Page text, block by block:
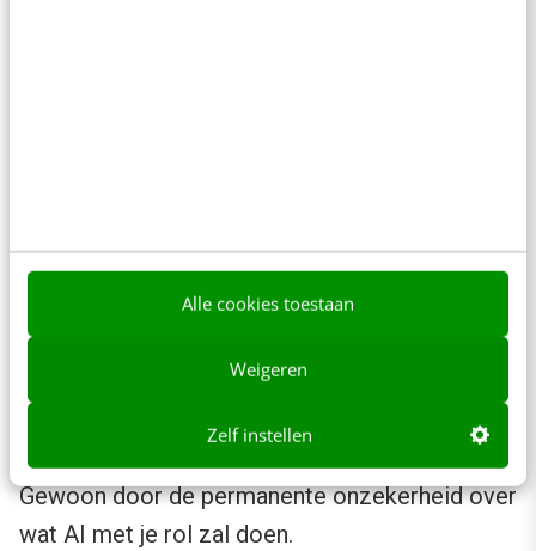
Alle cookies toestaan
Weigeren
Zelf instellen
Public Health legt het mechanisme verder
bloot. GenAI gebruik hangt samen met
psychologische angst via twee routes:
toenemende baanzekerheidsangst en meer
eenzaamheid op de werkvloer. De schade komt
dus al ruim vóór een eventuele reorganisatie.
Gewoon door de permanente onzekerheid over
wat AI met je rol zal doen.